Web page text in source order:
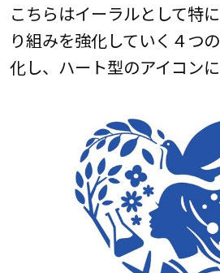
こちらはイーラルとして特
り組みを強化していく４つ
化し、ハート型のアイコンに